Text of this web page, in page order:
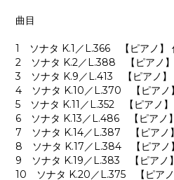
曲目
1 ソナタ K.1／L.366 【ピアノ】
2 ソナタ K.2／L.388 【ピアノ】
3 ソナタ K.9／L.413 【ピアノ】
4 ソナタ K.10／L.370 【ピアノ
5 ソナタ K.11／L.352 【ピアノ】
6 ソナタ K.13／L.486 【ピアノ
7 ソナタ K.14／L.387 【ピアノ
8 ソナタ K.17／L.384 【ピアノ
9 ソナタ K.19／L.383 【ピアノ
10 ソナタ K.20／L.375 【ピアノ